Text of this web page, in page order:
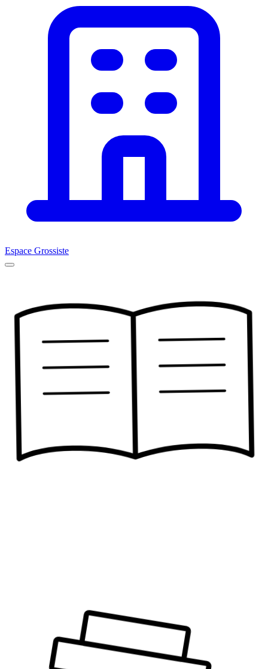
Espace Grossiste